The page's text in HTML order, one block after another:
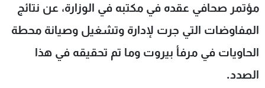
مؤتمر صحافي عقده في مكتبه في الوزارة، عن نتائج
المفاوضات التي جرت لإدارة وتشغيل وصيانة محطة
الحاويات في مرفأ بيروت وما تم تحقيقه في هذا
الصدد.
عن MTV
الإنـتـاج
وظائف
تواصل معنا
سياسة الخصوصية